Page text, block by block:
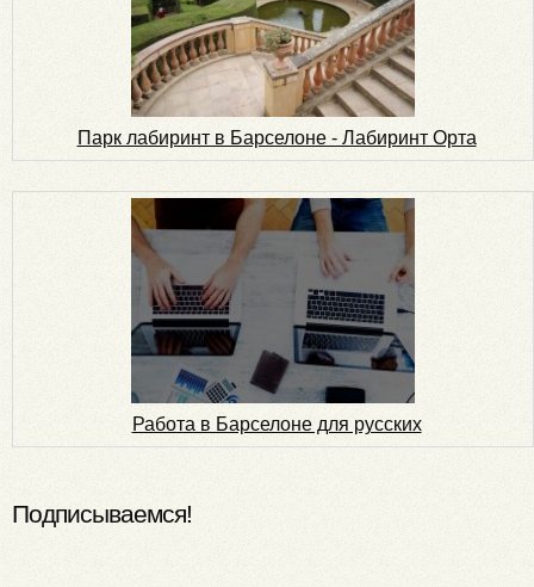
Парк лабиринт в Барселоне - Лабиринт Орта
Работа в Барселоне для русских
Подписываемся!